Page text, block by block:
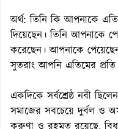
অর্থ: তিনি কি আপনাকে
দিয়েছেন। তিনি আপনাকে
করেছেন। আপনাকে
সুতরাং আপনি এতিমের
একদিকে সর্বশ্রেষ্ঠ নবী
সমাজের সবচেয়ে দুর্বল ও